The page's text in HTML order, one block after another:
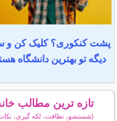
پشت کنکوری؟ کلیک کن و
دیگه تو بهترین دانشگاه
تازه ترین مطالب
(شستشو، نظافت، لکه گیری، نکات